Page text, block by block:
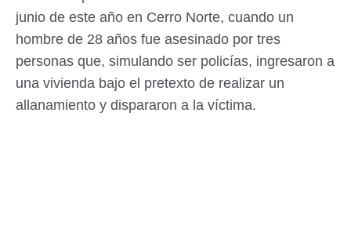
junio de este año en Cerro Norte, cuando un
hombre de 28 años fue asesinado por tres
personas que, simulando ser policías, ingresaron a
una vivienda bajo el pretexto de realizar un
allanamiento y dispararon a la víctima.